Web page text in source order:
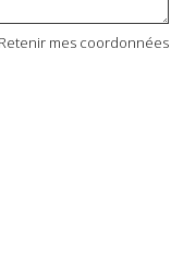
Retenir mes coordonnées